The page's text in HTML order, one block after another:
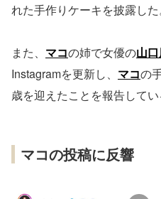
れた手作りケーキを披露した
また、 マコの姉で女優の山
Instagramを更新し、 マコの
歳を迎えたことを報告してい
マコの投稿に反響